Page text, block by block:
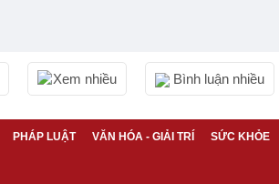
Xem nhiều Bình luận nhiều
PHÁP LUẬT VĂN HÓA - GIẢI TRÍ SỨC KHỎE